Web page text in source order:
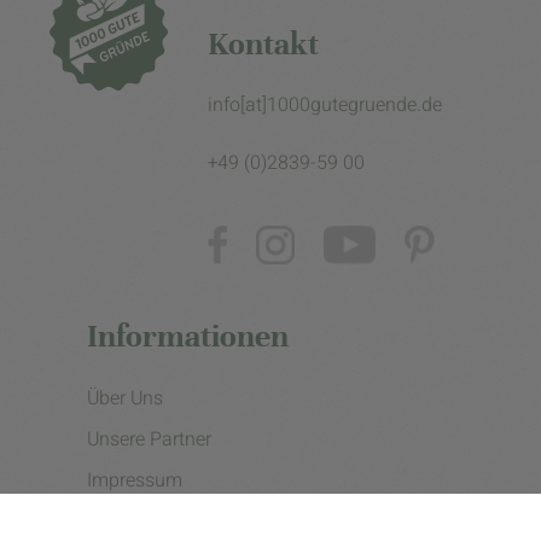
Kontakt
info[at]1000gutegruende.de
+49 (0)2839-59 00
Informationen
Über Uns
Unsere Partner
Impressum